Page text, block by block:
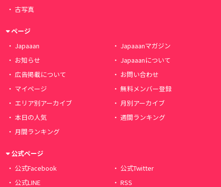
古写真
ページ
Japaaan
Japaaanマガジン
お知らせ
Japaaanについて
広告掲載について
お問い合わせ
マイページ
無料メンバー登録
エリア別アーカイブ
月別アーカイブ
本日の人気
週間ランキング
月間ランキング
公式ページ
公式Facebook
公式Twitter
公式LINE
RSS